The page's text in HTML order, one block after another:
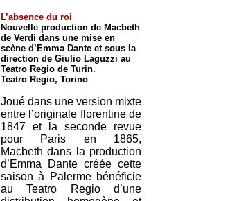
L’absence du roi
Nouvelle production de Macbeth
de Verdi dans une mise en
scène d’Emma Dante et sous la
direction de Giulio Laguzzi au
Teatro Regio de Turin.
Teatro Regio, Torino
Joué dans une version mixte
entre l’originale florentine de
1847 et la seconde revue
pour Paris en 1865,
Macbeth dans la production
d’Emma Dante créée cette
saison à Palerme bénéficie
au Teatro Regio d’une